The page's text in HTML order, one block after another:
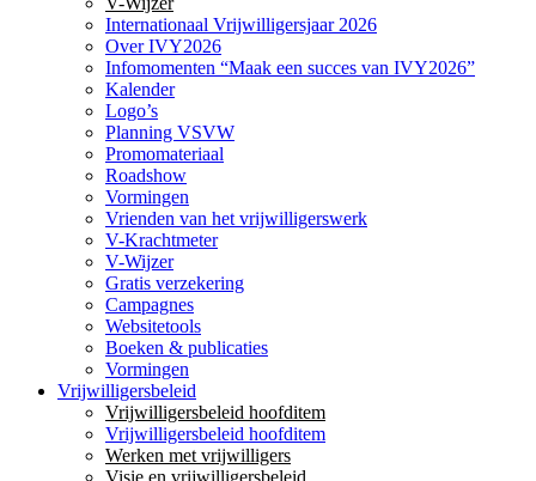
Internationaal Vrijwilligersjaar 2026
Over IVY2026
Infomomenten “Maak een succes van IVY2026”
Kalender
Logo’s
Planning VSVW
Promomateriaal
Roadshow
Vormingen
Vrienden van het vrijwilligerswerk
V-Krachtmeter
V-Wijzer
Gratis verzekering
Campagnes
Websitetools
Boeken & publicaties
Vormingen
Vrijwilligersbeleid
Vrijwilligersbeleid hoofditem
Vrijwilligersbeleid hoofditem
Werken met vrijwilligers
Visie en vrijwilligersbeleid